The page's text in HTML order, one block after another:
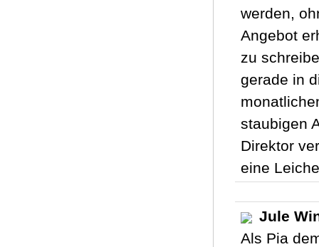
werden,
Angebot
zu
gerade in
staubigen
Direktor
eine
Jule
Als Pia